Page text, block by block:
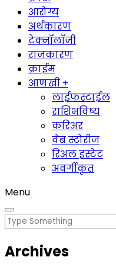
आरोग्य
अर्थकारण
टेक्नॉलॉजी
राजकारण
क्राईम
आणखी +
लाईफस्टाईल
राशिभविष्य
करिअर
वेब स्टोरीज
रिअल इस्टेट
अवर्गीकृत
Menu
Search
Archives